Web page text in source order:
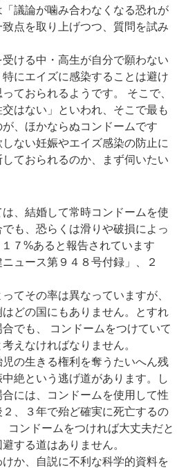
議論が噛み合わなくなる恐れが
点を取り上げつつ、質問を試み
ける中・高生が自分で願わない
にエイズに感染することは避け
ておられるようです。 そこで、
はない」といわれ、そこで最も
、ほかならぬコンドームです
ない妊娠やエイズ感染の防止に
ておられるのか、まず伺いたい
、結婚して常時コンドームを使
も、恐らくは滑りや破損によっ
７%あると報告されています
ニュース第９４８号付録」、２
てその率は異なっていますが、
どの国にもありません。とすれ
でも、 コンドームをつけていて
えなければなりません。
の生きる権利を奪うたいへん残
絶という逃げ道があります。し
には、コンドームを使用して性
、３年で殆ど確実に死亡するの
コンドームをつければ大丈夫だと
する道はありません。
か、自説に不利な科学的資料を